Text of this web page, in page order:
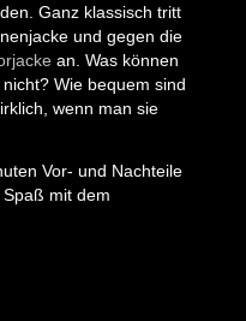
Ganz klassisch tritt
und gegen die
an. Was können
Wie bequem sind
wenn man sie
Vor- und Nachteile
mit dem